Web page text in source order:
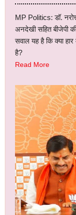
MP Politics: डॉ.
अनदेखी सहित बीजेपी
सवाल यह है कि क्या
है?
Read More